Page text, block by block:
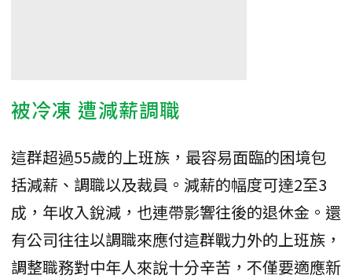
被冷凍 遭減薪調職
這群超過55歲的上班族，最容易面臨的困境包
括減薪、調職以及裁員。減薪的幅度可達2至3
成，年收入銳減，也連帶影響往後的退休金。還
有公司往往以調職來應付這群戰力外的上班族，
調整職務對中年人來說十分辛苦，不僅要適應新